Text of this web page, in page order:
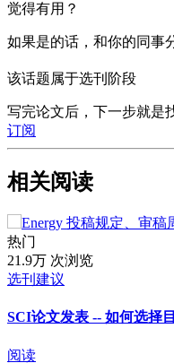
觉得有用？
如果是的话，和你的同事
该话题属于选刊阶段
写完论文后，下一步就是
订阅
相关阅读
热门
21.9万 次浏览
选刊建议
SCI论文发表 -- 如何选择
阅读